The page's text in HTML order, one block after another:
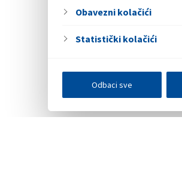
Obavezni kolačići
Statistički kolačići
Odbaci sve